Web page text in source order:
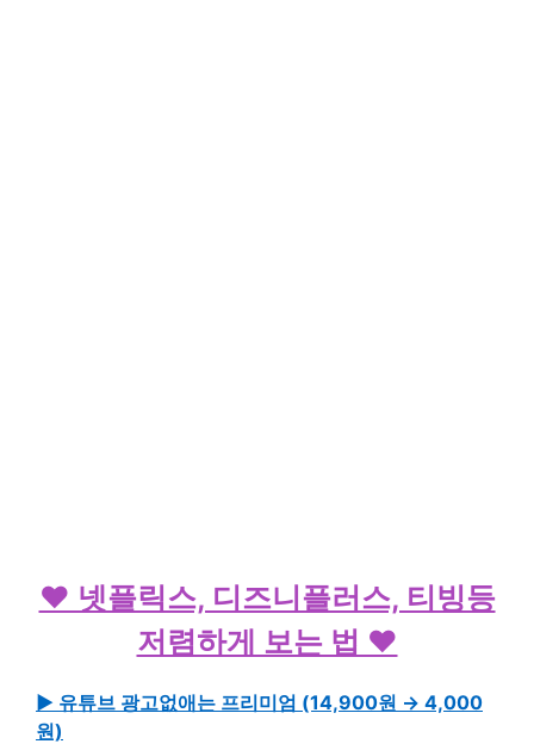
♥ 넷플릭스, 디즈니플러스, 티빙등
저렴하게 보는 법 ♥
▶ 유튜브 광고없애는 프리미엄 (14,900원 → 4,000
원)